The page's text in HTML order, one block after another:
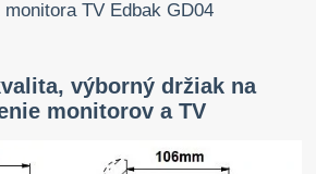
výborný držiak na
monitorov a TV